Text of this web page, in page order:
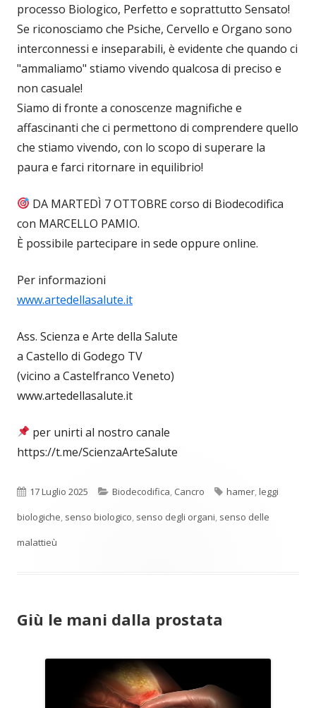
processo Biologico, Perfetto e soprattutto Sensato!
Se riconosciamo che Psiche, Cervello e Organo sono
interconnessi e inseparabili, è evidente che quando ci
"ammaliamo" stiamo vivendo qualcosa di preciso e
non casuale!
Siamo di fronte a conoscenze magnifiche e
affascinanti che ci permettono di comprendere quello
che stiamo vivendo, con lo scopo di superare la
paura e farci ritornare in equilibrio!
DA MARTEDÌ 7 OTTOBRE corso di Biodecodifica
con MARCELLO PAMIO.
È possibile partecipare in sede oppure online.
Per informazioni
www.artedellasalute.it
Ass. Scienza e Arte della Salute
a Castello di Godego TV
(vicino a Castelfranco Veneto)
www.artedellasalute.it
per unirti al nostro canale
https://t.me/ScienzaArteSalute
Pubblicato
17 Luglio 2025 Categorie
Biodecodifica, Cancro Tag
hamer,leggi
biologiche, senso biologico, senso degli organi, senso delle
malattieù
Giù le mani dalla prostata